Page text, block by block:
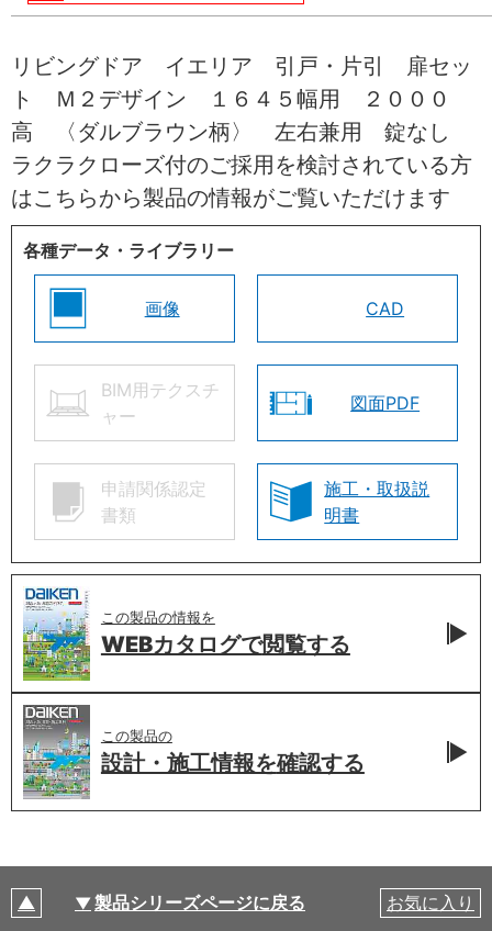
リビングドア イエリア 引戸・片引 扉セッ
ト Ｍ２デザイン １６４５幅用 ２０００
高 〈ダルブラウン柄〉 左右兼用 錠なし
ラクラクローズ付のご採用を検討されている方
はこちらから製品の情報がご覧いただけます
各種データ・ライブラリー
画像 CAD
BIM用テクスチ
ャー
図面PDF
申請関係認定
書類
施工・取扱説
明書
この製品の情報を
WEBカタログで閲覧する
この製品の
設計・施工情報を確認する
製品シリーズページに戻る お気に入り